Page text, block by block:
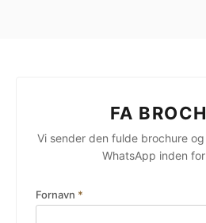
FA
Vi sender den fulde brochure
WhatsApp inden
Fornavn *